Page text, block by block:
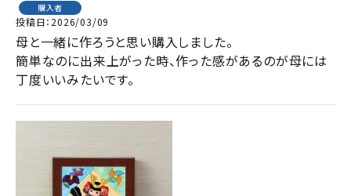
購入者
投稿日 2026/03/09
母と一緒に作ろうと思い購入しました。
簡単なのに出来上がった時、作った感があるのが母には
丁度いいみたいです。